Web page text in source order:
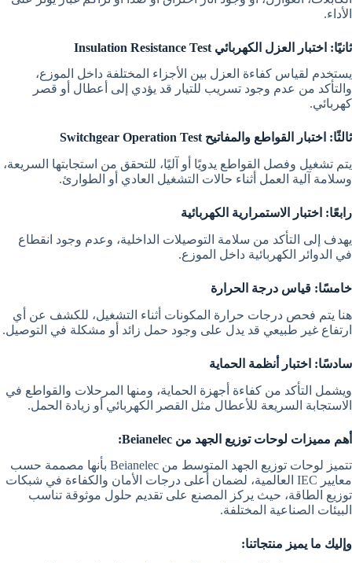
الأداء.
ثانيًا: اختبار العزل الكهربائي Insulation Resistance Test
يستخدم لقياس كفاءة العزل بين الأجزاء المختلفة داخل الموزع،
والتأكد من عدم وجود تسريب للتيار قد يؤدي إلى أعطال أو قصر
كهربائي.
ثالثًا: اختبار القواطع والمفاتيح Switchgear Operation Test
يتم تشغيل وفصل القواطع يدويًا أو آليًا، للتحقق من استجابتها السريعة،
وسلامة آلية العمل أثناء حالات التشغيل العادي أو الطوارئ.
رابعًا: اختبار الاستمرارية الكهربائية
يهدف إلى التأكد من سلامة التوصيلات الداخلية، وعدم وجود انقطاع
في الدوائر الكهربائية داخل الموزع.
خامسًا: قياس درجة الحرارة
هنا يتم فحص درجات حرارة المكونات أثناء التشغيل، للكشف عن أي
ارتفاع غير طبيعي قد يدل على وجود حمل زائد أو مشكلة في التوصيل.
سادسًا: اختبار أنظمة الحماية
ويشمل التأكد من كفاءة أجهزة الحماية، ومنها المرحلات والقواطع في
الاستجابة السريعة للأعطال مثل القصر الكهربائي أو زيادة الحمل.
أهم مميزات لوحات توزيع الجهد من Beianelec:
تتميز لوحات توزيع الجهد المتوسط من Beianelec بأنها مصممة حسب
معايير IEC العالمية، لضمان أعلى درجات الأمان والكفاءة في شبكات
توزيع الطاقة، حيث يركز المصنع على تقديم حلول موثوقة تناسب
البيئات الصناعية المختلفة.
وإليك ما يميز منتجاتنا: